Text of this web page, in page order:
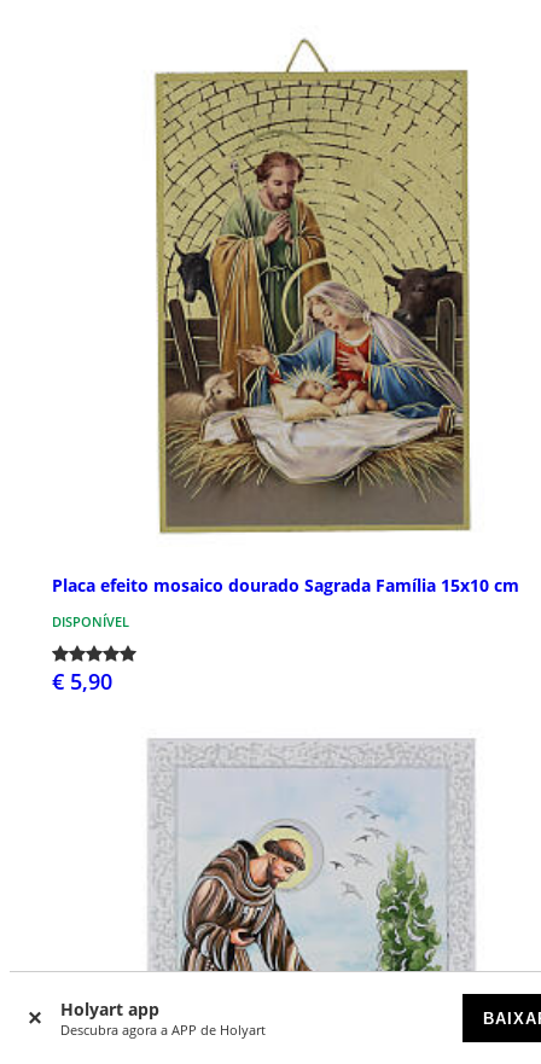
Holyart app
Descubra agora a APP de Holyart
Placa efeito mosaico dourado Sagrada Família 15x10 cm
DISPONÍVEL
€ 5,90